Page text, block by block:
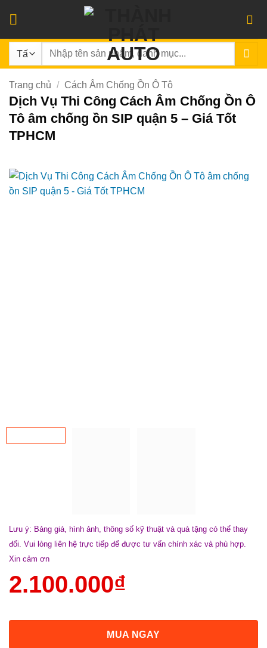
qua
nội
dung
Tìm
Trang chủ / Cách Âm Chống Ồn Ô Tô
Dịch Vụ Thi Công Cách Âm Chống Ồn Ô
Tô âm chống ồn SIP quận 5 – Giá Tốt
TPHCM
Lưu ý: Bảng giá, hình ảnh, thông số kỹ thuật và quà tặng có thể thay
đổi. Vui lòng liên hệ trực tiếp để được tư vấn chính xác và phù hợp.
Xin cảm ơn
2.100.000₫
MUA NGAY